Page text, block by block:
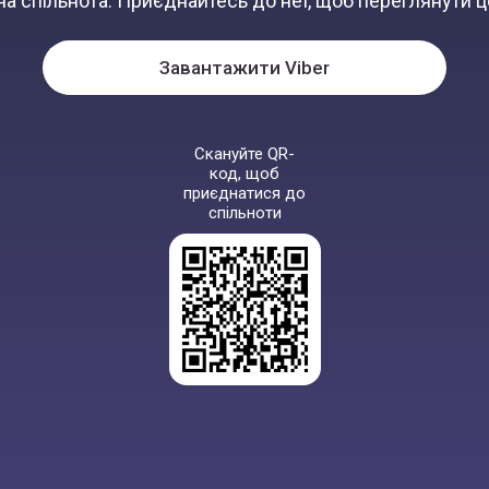
Завантажити Viber
Скануйте QR-
код, щоб
приєднатися до
спільноти